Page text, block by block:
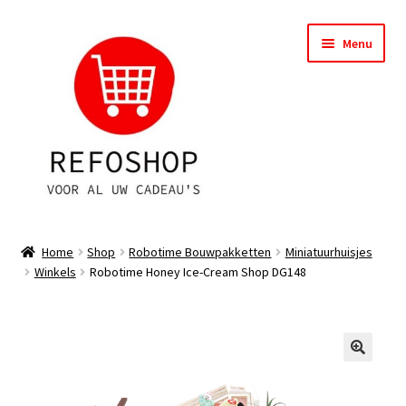
navigatie
Menu
OPRUIMING
Home Shop Robotime Bouwpakketten
Miniatuurhuisjes
Winkels
Robotime Honey Ice-Cream Shop DG148